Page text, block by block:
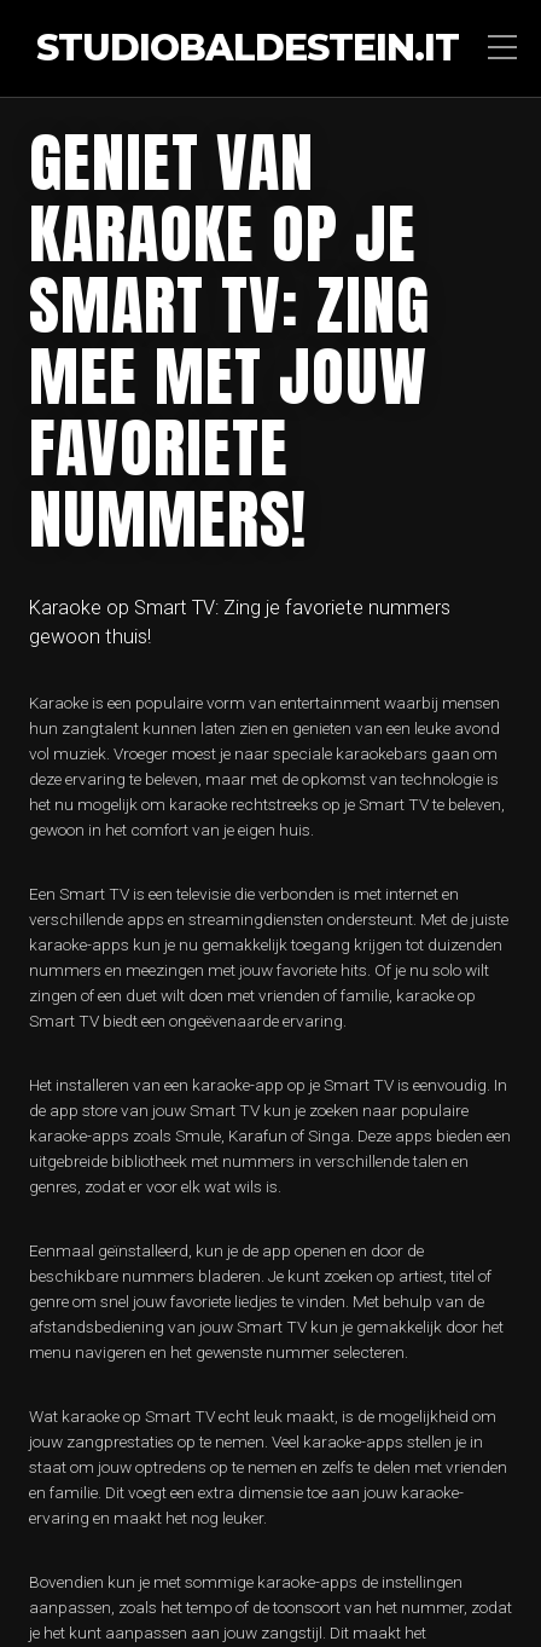
STUDIOBALDESTEIN.IT
GENIET VAN
KARAOKE OP JE
SMART TV: ZING
MEE MET JOUW
FAVORIETE
NUMMERS!
Karaoke op Smart TV: Zing je favoriete nummers
gewoon thuis!
Karaoke is een populaire vorm van entertainment waarbij mensen
hun zangtalent kunnen laten zien en genieten van een leuke avond
vol muziek. Vroeger moest je naar speciale karaokebars gaan om
deze ervaring te beleven, maar met de opkomst van technologie is
het nu mogelijk om karaoke rechtstreeks op je Smart TV te beleven,
gewoon in het comfort van je eigen huis.
Een Smart TV is een televisie die verbonden is met internet en
verschillende apps en streamingdiensten ondersteunt. Met de juiste
karaoke-apps kun je nu gemakkelijk toegang krijgen tot duizenden
nummers en meezingen met jouw favoriete hits. Of je nu solo wilt
zingen of een duet wilt doen met vrienden of familie, karaoke op
Smart TV biedt een ongeëvenaarde ervaring.
Het installeren van een karaoke-app op je Smart TV is eenvoudig. In
de app store van jouw Smart TV kun je zoeken naar populaire
karaoke-apps zoals Smule, Karafun of Singa. Deze apps bieden een
uitgebreide bibliotheek met nummers in verschillende talen en
genres, zodat er voor elk wat wils is.
Eenmaal geïnstalleerd, kun je de app openen en door de
beschikbare nummers bladeren. Je kunt zoeken op artiest, titel of
genre om snel jouw favoriete liedjes te vinden. Met behulp van de
afstandsbediening van jouw Smart TV kun je gemakkelijk door het
menu navigeren en het gewenste nummer selecteren.
Wat karaoke op Smart TV echt leuk maakt, is de mogelijkheid om
jouw zangprestaties op te nemen. Veel karaoke-apps stellen je in
staat om jouw optredens op te nemen en zelfs te delen met vrienden
en familie. Dit voegt een extra dimensie toe aan jouw karaoke-
ervaring en maakt het nog leuker.
Bovendien kun je met sommige karaoke-apps de instellingen
aanpassen, zoals het tempo of de toonsoort van het nummer, zodat
je het kunt aanpassen aan jouw zangstijl. Dit maakt het